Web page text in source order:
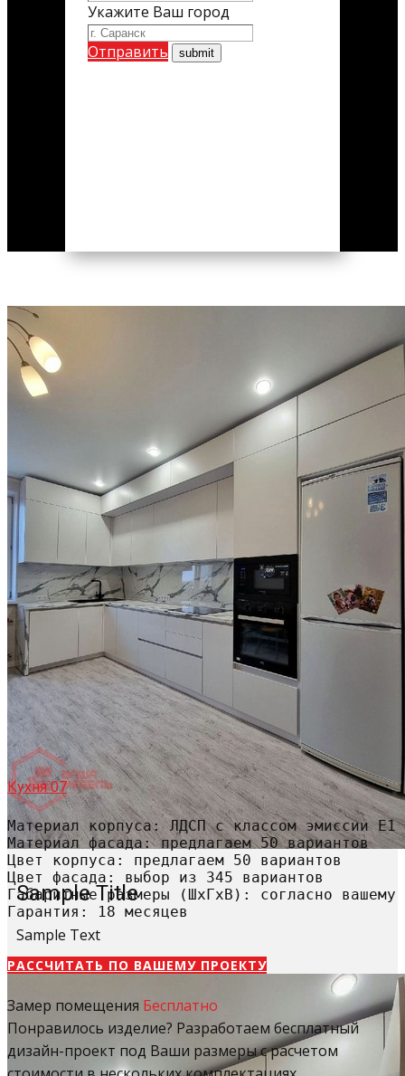
Укажите Ваш город
Отправить
Sample Title
Sample Text
Кухня 07
Материал корпуса: ЛДСП с классом эмиссии Е1
Материал фасада: предлагаем 50 вариантов
Цвет корпуса: предлагаем 50 вариантов
Цвет фасада: выбор из 345 вариантов
Габаритные размеры (ШхГхВ): согласно вашему
Гарантия: 18 месяцев
РАССЧИТАТЬ​ ПО ВАШЕМУ ПРОЕКТУ
Замер помещения Бесплатно
Понравилось изделие? Разработаем бесплатный
дизайн-проект под Ваши размеры с расчетом